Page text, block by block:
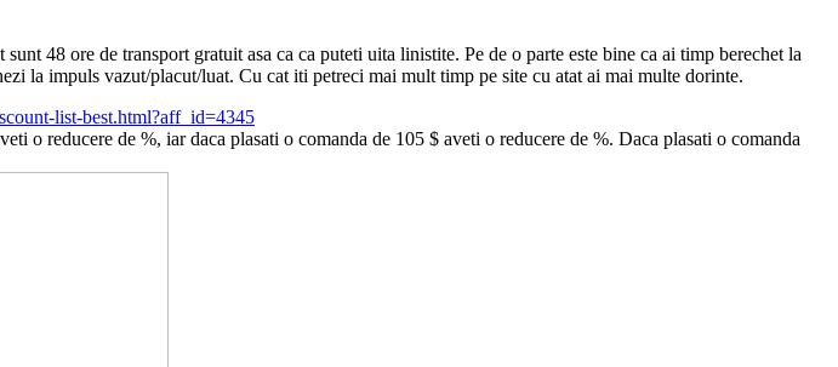
sunt 48 ore de transport gratuit asa ca ca puteti uita linistite. Pe de o parte este bine ca ai timp berechet la
la impuls vazut/placut/luat. Cu cat iti petreci mai mult timp pe site cu atat ai mai multe dorinte.
o reducere de %, iar daca plasati o comanda de 105 $ aveti o reducere de %. Daca plasati o comanda